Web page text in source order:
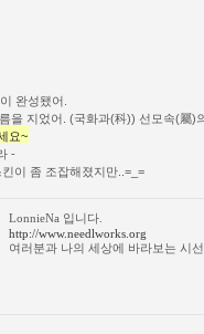
완성됐어.
을 지었어. (국화과(科)) 선모속(屬)
요~
-
이 좀 조잡해졌지만..=_=
LonnieNa 입니다.
http://www.needlworks.org
여러분과 나의 세상에 바라보는 시